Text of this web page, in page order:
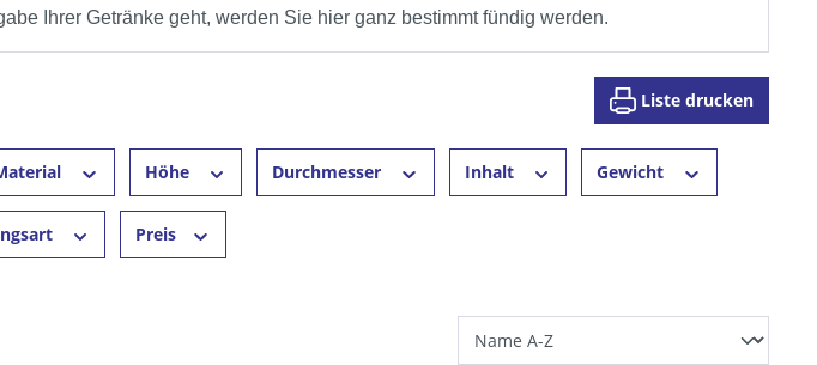
Ihrer Getränke geht, werden Sie hier ganz bestimmt fündig werden.
Liste drucken
Höhe Durchmesser Inhalt Gewicht
Preis